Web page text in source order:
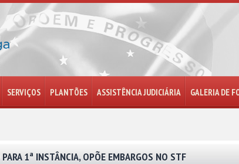
SERVIÇOS PLANTÕES ASSISTÊNCIA JUDICIÁRIA GALERIA DE
1ª INSTÂNCIA, OPÕE EMBARGOS NO STF